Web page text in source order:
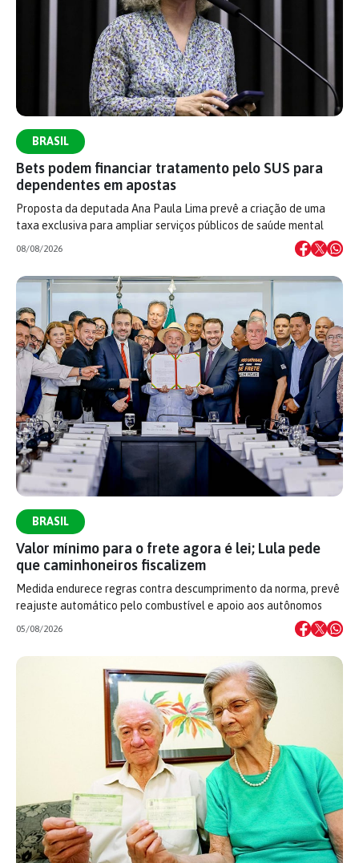
BRASIL
Bets podem financiar tratamento pelo SUS para
dependentes em apostas
Proposta da deputada Ana Paula Lima prevê a criação de uma
taxa exclusiva para ampliar serviços públicos de saúde mental
08/08/2026
BRASIL
Valor mínimo para o frete agora é lei; Lula pede
que caminhoneiros fiscalizem
Medida endurece regras contra descumprimento da norma, prevê
reajuste automático pelo combustível e apoio aos autônomos
05/08/2026